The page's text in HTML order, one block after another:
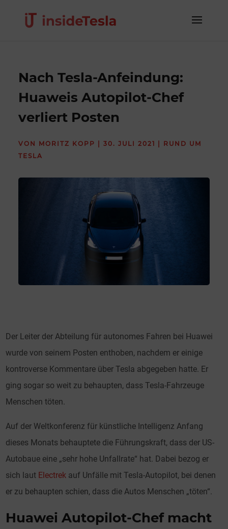
Nach Tesla-Anfeindung:
Huaweis Autopilot-Chef
verliert Posten
VON MORITZ KOPP |30. JULI 2021
RUND UM
TESLA
Der Leiter der Abteilung für autonomes Fahren bei Huawei
wurde von seinem Posten enthoben, nachdem er einige
kontroverse Kommentare über Tesla abgegeben hatte. Er
ging sogar so weit zu behaupten, dass Tesla-Fahrzeuge
Menschen töten.
Auf der Weltkonferenz für künstliche Intelligenz Anfang
dieses Monats behauptete die Führungskraft, dass der US-
Autobaue eine „sehr hohe Unfallrate“ hat. Dabei bezog er
sich laut Electrek auf Unfälle mit Tesla-Autopilot, bei denen
er zu behaupten schien, dass die Autos Menschen „töten“.
Huawei Autopilot-Chef macht